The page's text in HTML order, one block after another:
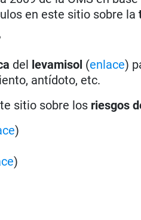
en este sitio sobre la
del levamisol (enlace)
antídoto, etc.
sitio sobre los riesgos
)
)